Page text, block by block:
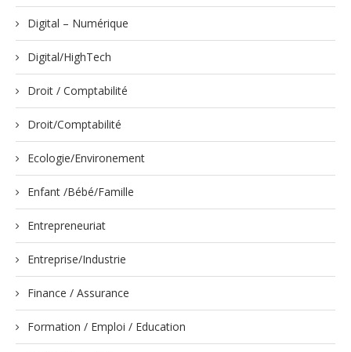
Digital – Numérique
Digital/HighTech
Droit / Comptabilité
Droit/Comptabilité
Ecologie/Environement
Enfant /Bébé/Famille
Entrepreneuriat
Entreprise/Industrie
Finance / Assurance
Formation / Emploi / Education